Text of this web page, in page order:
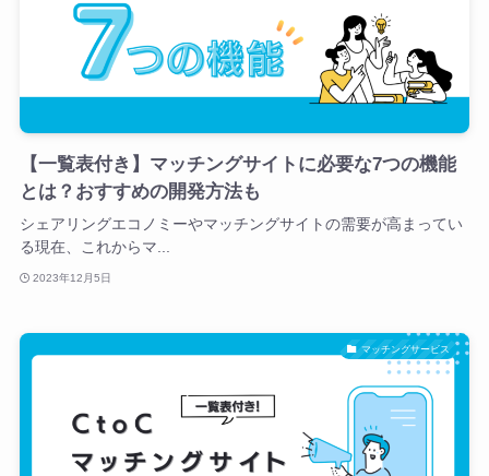
【一覧表付き】マッチングサイトに必要な7つの機能
とは？おすすめの開発方法も
シェアリングエコノミーやマッチングサイトの需要が高まってい
る現在、これからマ...
2023年12月5日
マッチングサービス